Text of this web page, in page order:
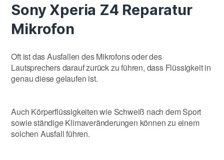
Sony Xperia Z4 Reparatur
Mikrofon
Oft ist das Ausfallen des Mikrofons oder des
Lautsprechers darauf zurück zu führen, dass Flüssigkeit in
genau diese gelaufen ist.
Auch Körperflüssigkeiten wie Schweiß nach dem Sport
sowie ständige Klimaveränderungen können zu einem
solchen Ausfall führen.